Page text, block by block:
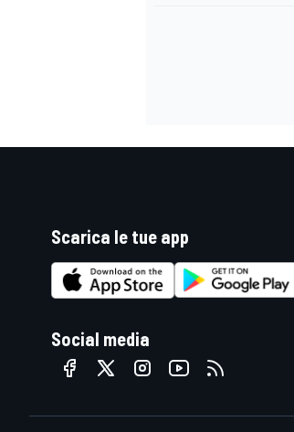
ENDURANCE/GT
Scarica le tue app
Social media